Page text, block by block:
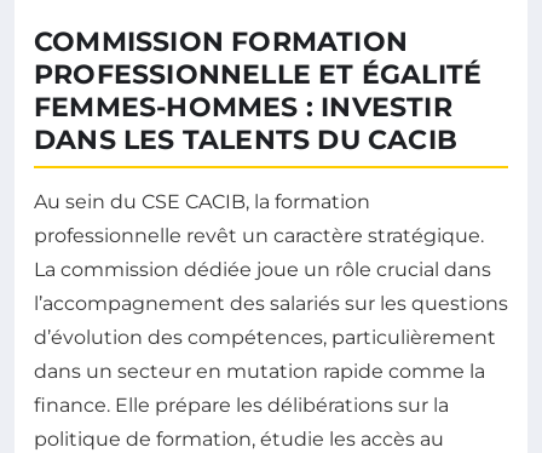
COMMISSION FORMATION
PROFESSIONNELLE ET ÉGALITÉ
FEMMES-HOMMES : INVESTIR
DANS LES TALENTS DU CACIB
Au sein du CSE CACIB, la formation
professionnelle revêt un caractère stratégique.
La commission dédiée joue un rôle crucial dans
l’accompagnement des salariés sur les questions
d’évolution des compétences, particulièrement
dans un secteur en mutation rapide comme la
finance. Elle prépare les délibérations sur la
politique de formation, étudie les accès au